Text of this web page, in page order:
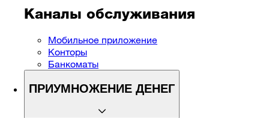
Каналы обслуживания
Мобильное приложение
Конторы
Банкоматы
ПРИУМНОЖЕНИЕ ДЕНЕГ